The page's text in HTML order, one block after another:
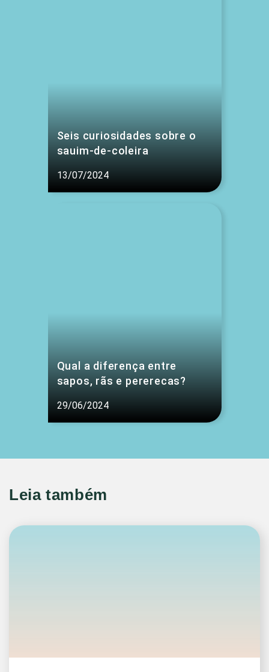
Seis curiosidades sobre o
sauim-de-coleira
13/07/2024
Qual a diferença entre
sapos, rãs e pererecas?
29/06/2024
Leia também